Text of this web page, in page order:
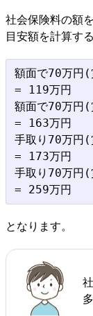
社会保険料の額
目安額を計算す
額面で70万
= 119万円
額面で70万
= 163万円
手取り70万
= 173万円
手取り70万
となります。